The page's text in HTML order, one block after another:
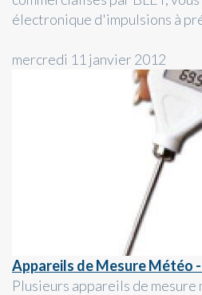
électronique d'impulsions à
mercredi 11 janvier 2012
Appareils de Mesure Météo -
Plusieurs appareils de